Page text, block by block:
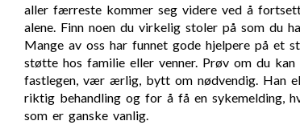
aller færreste kommer seg videre ved å
alene. Finn noen du virkelig stoler på som du
Mange av oss har funnet gode hjelpere på et
støtte hos familie eller venner. Prøv om du
fastlegen, vær ærlig, bytt om nødvendig. Han
riktig behandling og for å få en sykemelding,
som er ganske vanlig.